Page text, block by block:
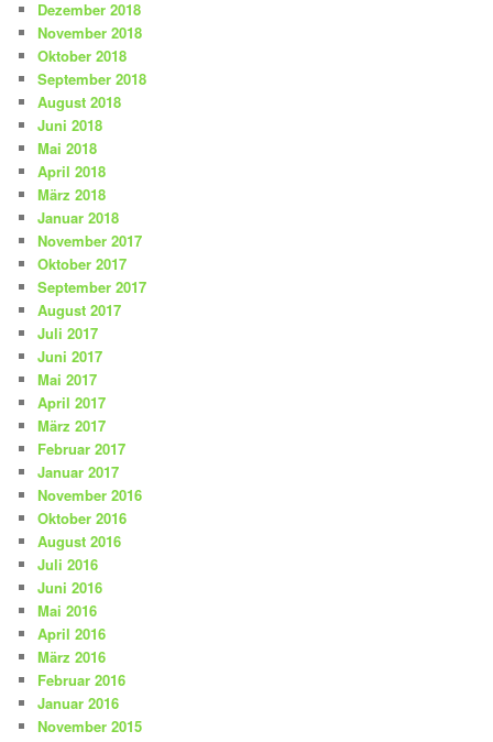
Dezember 2018
November 2018
Oktober 2018
September 2018
August 2018
Juni 2018
Mai 2018
April 2018
März 2018
Januar 2018
November 2017
Oktober 2017
September 2017
August 2017
Juli 2017
Juni 2017
Mai 2017
April 2017
März 2017
Februar 2017
Januar 2017
November 2016
Oktober 2016
August 2016
Juli 2016
Juni 2016
Mai 2016
April 2016
März 2016
Februar 2016
Januar 2016
November 2015